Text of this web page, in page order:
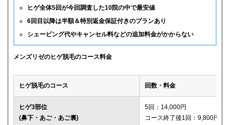
ゴリラクリニック 76,800円(平日6回)
メンズエミナル 78,000円
ダビデクリニック
ウィルビークリニックブラック 88,000円
レジーナクリニックオム 132,000円
メディカルエピレーションクリニック 150,600円
ヒゲ全体5回が今回調査した10院の中で最安値
6回目以降は半額＆特別返金保証付きのプランあり
シェービング代やキャンセル料などの追加料金がかからない
メンズリゼのヒゲ脱毛のコース料金
ヒゲ脱毛のコース 回数・料金
ヒゲ3部位
(鼻下・あご・あご裏)
5回：14,000円
コース終了後1回：9,800円